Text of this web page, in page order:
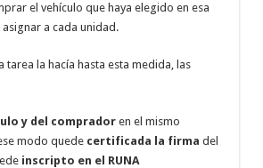
el vehículo que haya elegido en esa
a cada unidad.
tarea la hacía hasta esta medida, las
y del comprador en el mismo
modo quede certificada la firma del
inscripto en el RUNA